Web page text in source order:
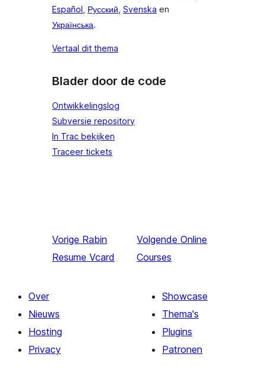
Español, Русский, Svenska en
Українська.
Vertaal dit thema
Blader door de code
Ontwikkelingslog
Subversie repository
In Trac bekijken
Traceer tickets
Vorige Rabin
Resume Vcard
Volgende Online
Courses
Over
Nieuws
Hosting
Privacy
Showcase
Thema's
Plugins
Patronen